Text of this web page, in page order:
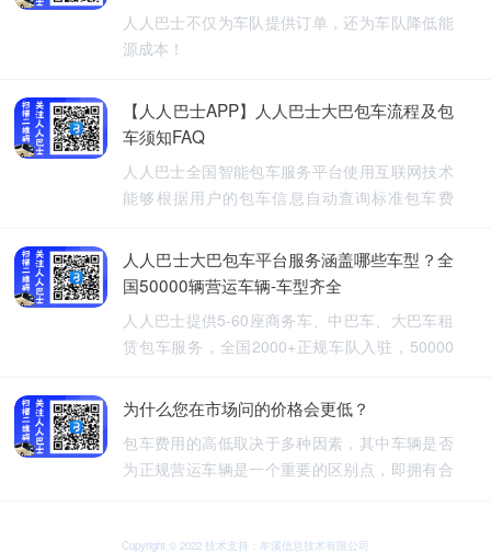
人人巴士不仅为车队提供订单，还为车队降低能
源成本！
【人人巴士APP】人人巴士大巴包车流程及包
车须知FAQ
人人巴士全国智能包车服务平台使用互联网技术
能够根据用户的包车信息自动查询标准包车费
车、长期包车、接送飞机、厂班车、校车、婚庆
租车等包车带司机服务。
人人巴士大巴包车平台服务涵盖哪些车型？全
国50000辆营运车辆-车型齐全
人人巴士提供5-60座商务车、中巴车、大巴车租
赁包车服务，全国2000+正规车队入驻，50000
行更安全
为什么您在市场问的价格会更低？
包车费用的高低取决于多种因素，其中车辆是否
为正规营运车辆是一个重要的区别点，即拥有合
可能会提供较低的包车费用，因为它们不需要承
Copyright © 2022 技术支持：牟溪信息技术有限公司